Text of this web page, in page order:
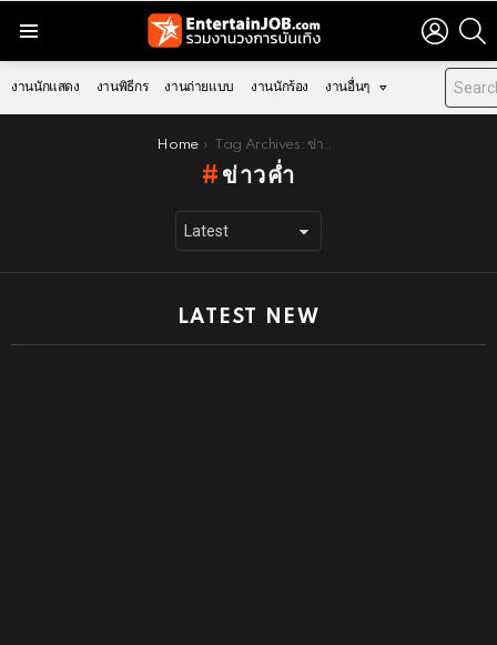
LOGIN
งานนักแสดง งานพิธีกร งานถ่ายแบบ งานนักร้อง งานอื่นๆ
Home Tag Archives: ข่าวค่ำ
ข่าวค่ำ
LATEST NEW